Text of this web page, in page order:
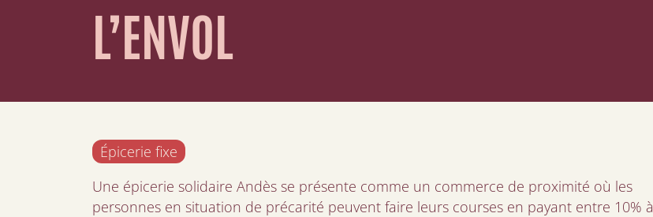
L’ENVOL
Épicerie fixe
Une épicerie solidaire Andès se présente comme un commerce de proximité où les
personnes en situation de précarité peuvent faire leurs courses en payant entre 10% à